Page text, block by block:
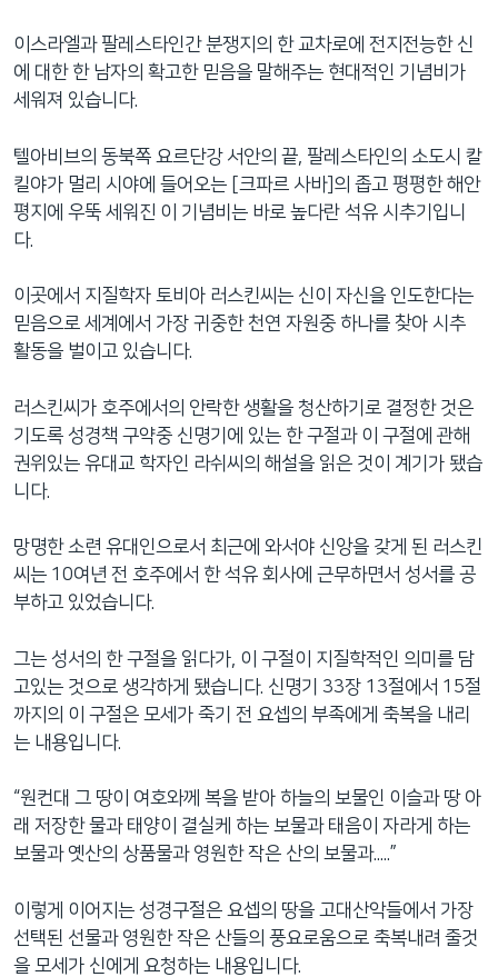
이
션
으
이
동
검
색
로
이
등
이스라엘과 팔레스타인간 분쟁지의 한 교차로에 전지전능한 신
에 대한 한 남자의 확고한 믿음을 말해주는 현대적인 기념비가
세워져 있습니다.
텔아비브의 동북쪽 요르단강 서안의 끝, 팔레스타인의 소도시 칼
킬야가 멀리 시야에 들어오는 [크파르 사바]의 좁고 평평한 해안
평지에 우뚝 세워진 이 기념비는 바로 높다란 석유 시추기입니
다.
이곳에서 지질학자 토비아 러스킨씨는 신이 자신을 인도한다는
믿음으로 세계에서 가장 귀중한 천연 자원중 하나를 찾아 시추
활동을 벌이고 있습니다.
러스킨씨가 호주에서의 안락한 생활을 청산하기로 결정한 것은
기도록 성경책 구약중 신명기에 있는 한 구절과 이 구절에 관해
권위있는 유대교 학자인 라쉬씨의 해설을 읽은 것이 계기가 됐습
니다.
망명한 소련 유대인으로서 최근에 와서야 신앙을 갖게 된 러스킨
씨는 10여년 전 호주에서 한 석유 회사에 근무하면서 성서를 공
부하고 있었습니다.
그는 성서의 한 구절을 읽다가, 이 구절이 지질학적인 의미를 담
고있는 것으로 생각하게 됐습니다. 신명기 33장 13절에서 15절
까지의 이 구절은 모세가 죽기 전 요셉의 부족에게 축복을 내리
는 내용입니다.
“원컨대 그 땅이 여호와께 복을 받아 하늘의 보물인 이슬과 땅 아
래 저장한 물과 태양이 결실케 하는 보물과 태음이 자라게 하는
보물과 옛산의 상품물과 영원한 작은 산의 보물과.....”
이렇게 이어지는 성경구절은 요셉의 땅을 고대산악들에서 가장
선택된 선물과 영원한 작은 산들의 풍요로움으로 축복내려 줄것
을 모세가 신에게 요청하는 내용입니다.